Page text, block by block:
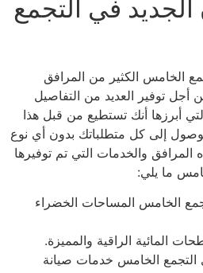
في التجمع
الخامس الكثير من المرافق
أجل توفير العديد من التفاصيل
أبرزها أنك تستطيع من قبل هذا
إلى كل متطلباتك بدون أي نوع
والخدمات التي تم توفيرها
ما يلي:
الخامس المساحات الخضراء
المائية الراقية والمميزة.
التجمع الخامس خدمات صيانة